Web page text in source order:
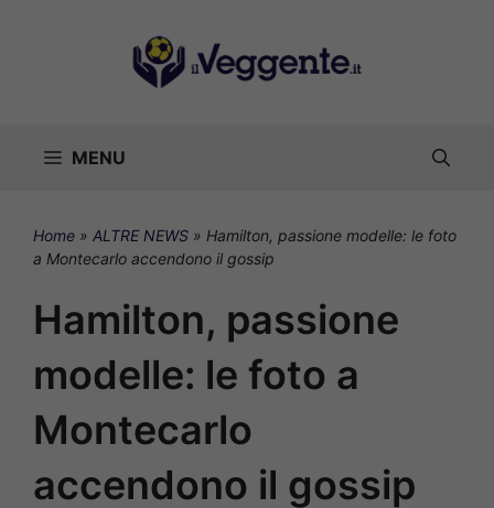
MENU
Home » ALTRE NEWS » Hamilton, passione modelle: le foto
a Montecarlo accendono il gossip
Hamilton, passione
modelle: le foto a
Montecarlo
accendono il gossip